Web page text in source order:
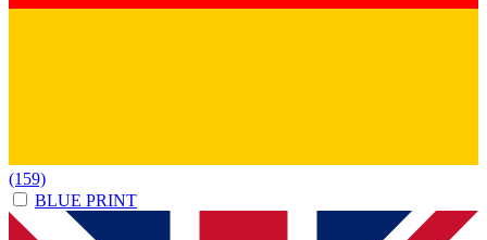
(159)
BLUE PRINT